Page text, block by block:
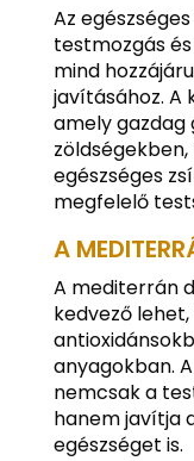
Az
testmozgás
mind
javításához. A
amely gazdag
egészséges
megfelelő
A
A mediterrán
kedvező
anyagokban.
nemcsak a
hanem javítja
egészséget is.